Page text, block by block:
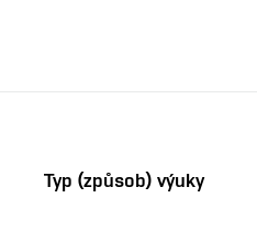
Typ (způsob) výuky